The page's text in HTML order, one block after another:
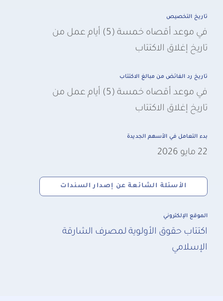
تاريخ التخصيص
في موعد أقصاه خمسة (5) أيام عمل من
تاريخ إغلاق الاكتتاب
تاريخ رد الفائض من مبالغ الاكتتاب
في موعد أقصاه خمسة (5) أيام عمل من
تاريخ إغلاق الاكتتاب
بدء التعامل في الأسهم الجديدة
22 مايو 2026
الأسئلة الشائعة عن إصدار السندات
الموقع الإلكتروني
اكتتاب حقوق الأولوية لمصرف الشارقة
الإسلامي